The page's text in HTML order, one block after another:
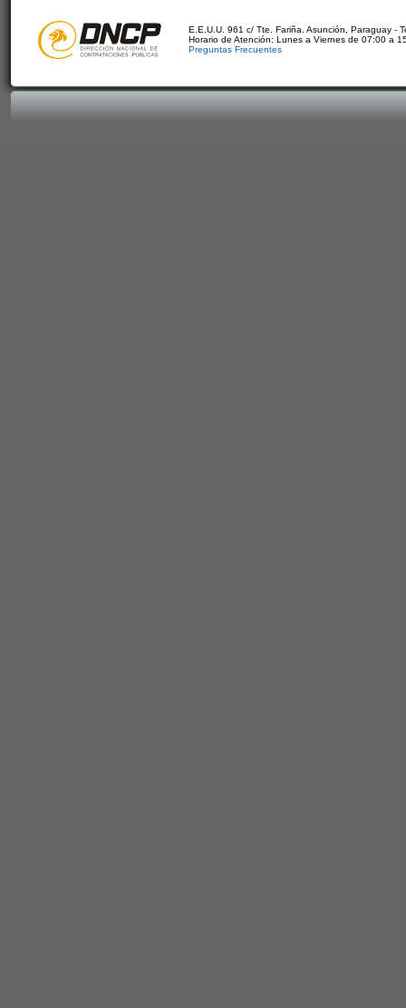
E.E.U.U. 961 c/ Tte. Fariña. Asunción, Paraguay -
Horario de Atención: Lunes a Viernes de 07:00 a
Preguntas Frecuentes